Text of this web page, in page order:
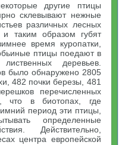
другие птицы
склевывают нежные
различных лесных
и таким образом губят
время куропатки,
птицы поедают в
деревьев.
было обнаружено 2805
482 почки березы, 481
перечисленных
что в биотопах, где
период эти птицы,
определенные
Действительно,
центра европейской